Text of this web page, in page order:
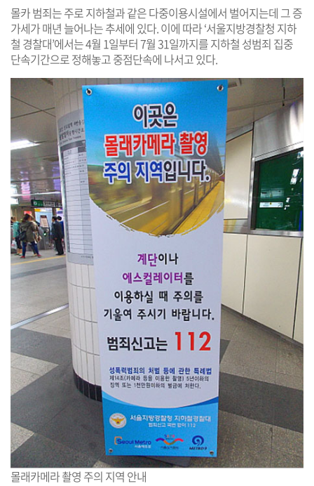
몰카 범죄는 주로 지하철과 같은 다중이용시설에서 벌어지는데 그 증
가세가 매년 늘어나는 추세에 있다. 이에 따라 ‘서울지방경찰청 지하
철 경찰대’에서는 4월 1일부터 7월 31일까지를 지하철 성범죄 집중
단속기간으로 정해놓고 중점단속에 나서고 있다.
몰래카메라 촬영 주의 지역 안내